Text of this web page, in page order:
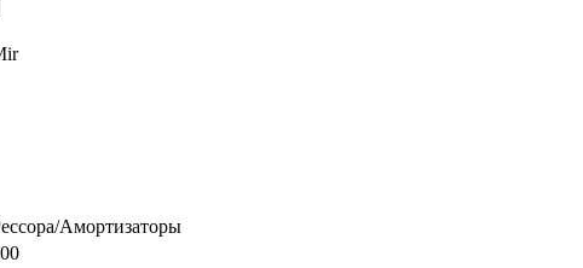
Амортизаторы